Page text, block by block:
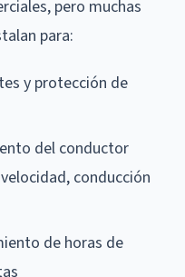
pero muchas
para:
y protección de
del conductor
conducción
de horas de